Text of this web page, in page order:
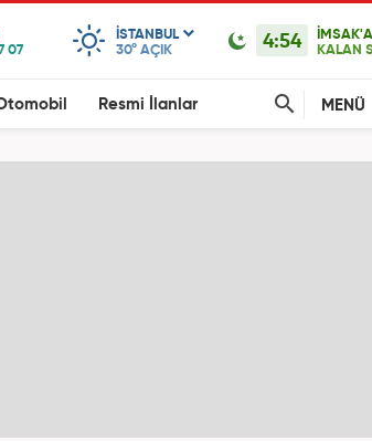
ISTANBUL
30° AÇIK 4:54
İMSAK'A
KALAN
Resmi İlanlar MENÜ